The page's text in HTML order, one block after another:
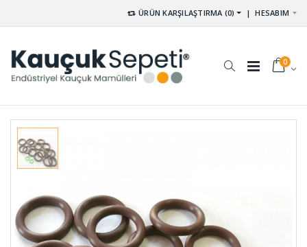
ÜRÜN KARŞILAŞTIRMA (0) |HESABIM
0